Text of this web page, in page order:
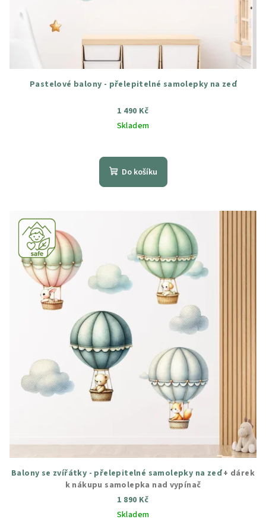
Pastelové balony - přelepitelné samolepky na zeď
1 490 Kč
Skladem
hodnocení
produktu
hvězdiček.
Do košíku
Balony se zvířátky - přelepitelné samolepky na zeď+ dárek
k nákupu samolepka nad vypínač
1 890 Kč
Skladem